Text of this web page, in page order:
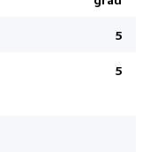
5
5